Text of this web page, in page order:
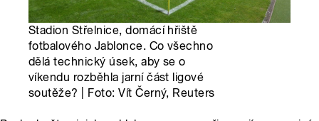
Stadion Střelnice, domácí hřiště
fotbalového Jablonce. Co všechno
dělá technický úsek, aby se o
víkendu rozběhla jarní část ligové
soutěže? | Foto: Vít Černý, Reuters